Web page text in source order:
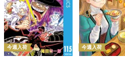
今週入荷 今週入荷